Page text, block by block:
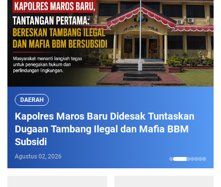
DAERAH
Kapolres Maros Baru Didesak Tuntaskan
Dugaan Tambang Ilegal dan Mafia BBM
Subsidi
Agustus 02, 2026 1 2 3456